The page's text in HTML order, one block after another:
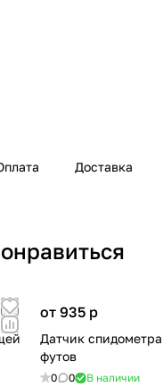
Доставка
от 935 p
Датчик
футов
0 0 В наличии